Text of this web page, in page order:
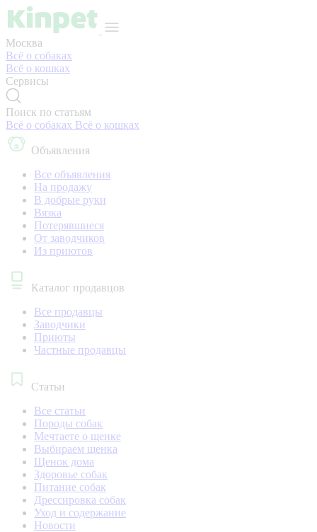
Москва
Всё о собаках
Всё о кошках
Сервисы
Поиск по статьям
Всё о собаках Всё о кошках
Объявления
Все объявления
На продажу
В добрые руки
Вязка
Потерявшиеся
От заводчиков
Из приютов
Каталог продавцов
Все продавцы
Заводчики
Приюты
Частные продавцы
Статьи
Все статьи
Породы собак
Мечтаете о щенке
Выбираем щенка
Щенок дома
Здоровье собак
Питание собак
Дрессировка собак
Уход и содержание
Новости